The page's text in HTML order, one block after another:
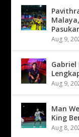
Aug 9,
Gabriel
Aug 9,
Man
King
Aug 8,